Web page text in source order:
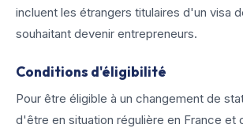
incluent les étrangers titulaires d'un visa
souhaitant devenir entrepreneurs.
Conditions d'éligibilité
Pour être éligible à un changement de
d'être en situation régulière en France et